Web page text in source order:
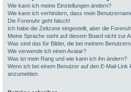
Wie kann ich meine Einstellungen ändern?
Wie kann ich verhindern, dass mein
Die Forenuhr geht falsch!
Ich habe die Zeitzone eingestellt, aber die
Meine Sprache steht auf diesem Board nicht zur
Was sind das für Bilder, die bei meinem
Wie verwende ich einen Avatar?
Was ist mein Rang und wie kann ich ihn ändern?
Wenn ich bei einem Benutzer auf den E-Mail-
anzumelden.